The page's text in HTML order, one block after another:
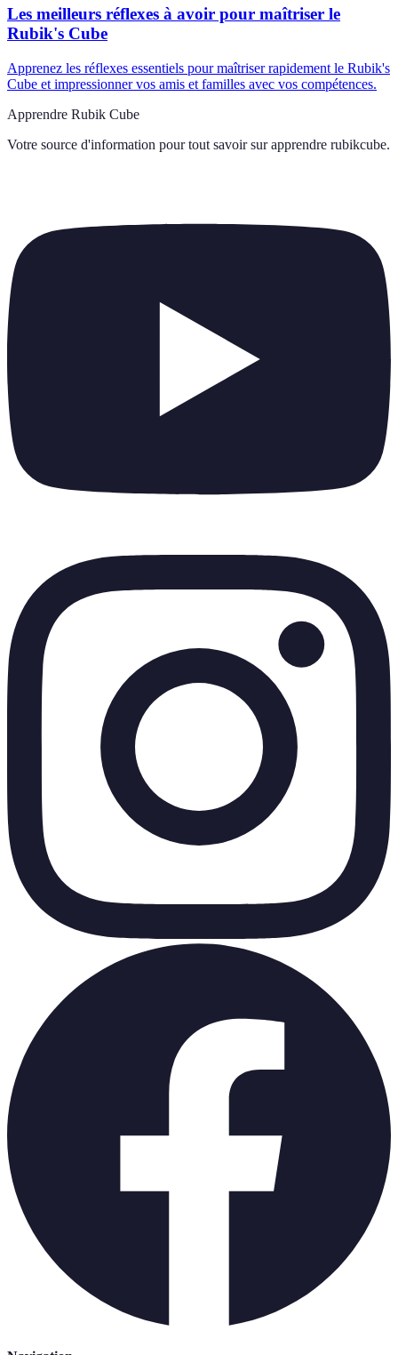
Les meilleurs réflexes à avoir pour maîtriser le
Rubik's Cube
Apprenez les réflexes essentiels pour maîtriser rapidement le Rubik's
Cube et impressionner vos amis et familles avec vos compétences.
Apprendre Rubik Cube
Votre source d'information pour tout savoir sur apprendre rubikcube.